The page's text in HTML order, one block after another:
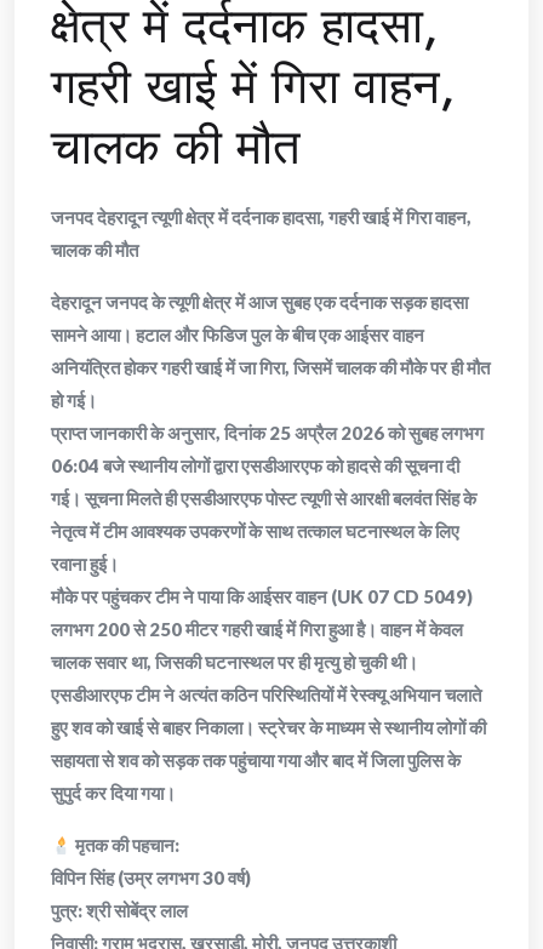
क्षेत्र में दर्दनाक हादसा,
गहरी खाई में गिरा वाहन,
चालक की मौत
जनपद देहरादून त्यूणी क्षेत्र में दर्दनाक हादसा, गहरी खाई में गिरा वाहन,
चालक की मौत
देहरादून जनपद के त्यूणी क्षेत्र में आज सुबह एक दर्दनाक सड़क हादसा
सामने आया। हटाल और फिडिज पुल के बीच एक आईसर वाहन
अनियंत्रित होकर गहरी खाई में जा गिरा, जिसमें चालक की मौके पर ही मौत
हो गई।
प्राप्त जानकारी के अनुसार, दिनांक 25 अप्रैल 2026 को सुबह लगभग
06:04 बजे स्थानीय लोगों द्वारा एसडीआरएफ को हादसे की सूचना दी
गई। सूचना मिलते ही एसडीआरएफ पोस्ट त्यूणी से आरक्षी बलवंत सिंह के
नेतृत्व में टीम आवश्यक उपकरणों के साथ तत्काल घटनास्थल के लिए
रवाना हुई।
मौके पर पहुंचकर टीम ने पाया कि आईसर वाहन (UK 07 CD 5049)
लगभग 200 से 250 मीटर गहरी खाई में गिरा हुआ है। वाहन में केवल
चालक सवार था, जिसकी घटनास्थल पर ही मृत्यु हो चुकी थी।
एसडीआरएफ टीम ने अत्यंत कठिन परिस्थितियों में रेस्क्यू अभियान चलाते
हुए शव को खाई से बाहर निकाला। स्ट्रेचर के माध्यम से स्थानीय लोगों की
सहायता से शव को सड़क तक पहुंचाया गया और बाद में जिला पुलिस के
सुपुर्द कर दिया गया।
मृतक की पहचान:
विपिन सिंह (उम्र लगभग 30 वर्ष)
पुत्र: श्री सोबेंद्र लाल
निवासी: ग्राम भद्रासु, खरसाड़ी, मोरी, जनपद उत्तरकाशी